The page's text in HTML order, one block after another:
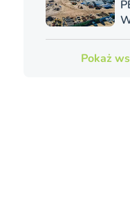
Pokaż